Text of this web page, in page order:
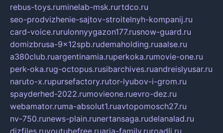
rebus-toys.ruminelab-msk.rurtdco.ru
seo-prodvizhenie-sajtov-stroitelnyh-kompanij.ru
card-voice.rurulonnyygazon177.rusnow-guard.ru
domizbrusa-9x12spb.rudemaholding.ruaalse.ru
a380club.ruargentinamia.ruperkoka.rumovie-one.ru
perk-oka.rug-octopus.rusibarchives.ruandreislyusar.ru
naruto-x.rupursefactory.rutor-lyubov-i-grom.ru
spayderhed-2022.rumovieone.ruevro-dez.ru
webamator.ruma-absolut1.ruavtopomosch27.ru
nv-750.runews-plain.runertansaga.rudelanalad.ru
dizfiles.ruyoutubefree.ruaria-family.ruroadli.ru